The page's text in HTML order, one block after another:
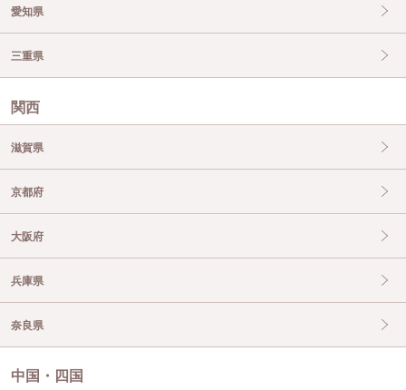
愛知県
三重県
関西
滋賀県
京都府
大阪府
兵庫県
奈良県
中国・四国